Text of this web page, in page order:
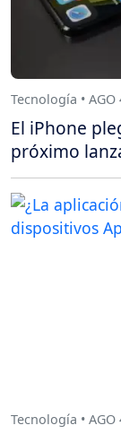
Tecnología • AGO
El iPhone
próximo
Tecnología • AGO